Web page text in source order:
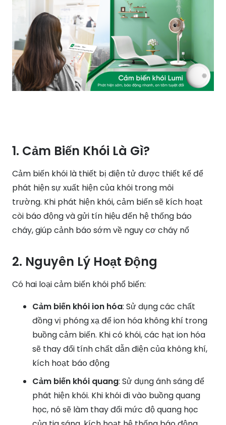
1. Cảm Biến Khói Là Gì?
Cảm biến khói là thiết bị điện tử được thiết kế để
phát hiện sự xuất hiện của khói trong môi
trường. Khi phát hiện khói, cảm biến sẽ kích hoạt
còi báo động và gửi tín hiệu đến hệ thống báo
cháy, giúp cảnh báo sớm về nguy cơ cháy nổ
2. Nguyên Lý Hoạt Động
Có hai loại cảm biến khói phổ biến:
Cảm biến khói ion hóa: Sử dụng các chất
đồng vị phóng xạ để ion hóa không khí trong
buồng cảm biến. Khi có khói, các hạt ion hóa
sẽ thay đổi tính chất dẫn điện của không khí,
kích hoạt báo động
Cảm biến khói quang: Sử dụng ánh sáng để
phát hiện khói. Khi khói đi vào buồng quang
học, nó sẽ làm thay đổi mức độ quang học